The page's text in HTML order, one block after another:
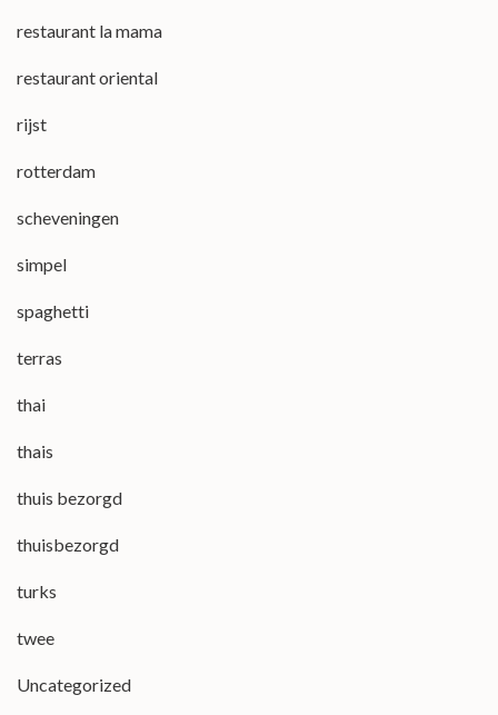
restaurant la mama
restaurant oriental
rijst
rotterdam
scheveningen
simpel
spaghetti
terras
thai
thais
thuis bezorgd
thuisbezorgd
turks
twee
Uncategorized